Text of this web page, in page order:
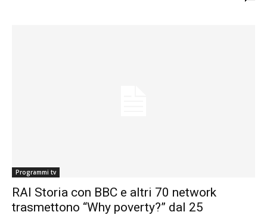
Programmi tv
RAI Storia con BBC e altri 70 network
trasmettono “Why poverty?” dal 25